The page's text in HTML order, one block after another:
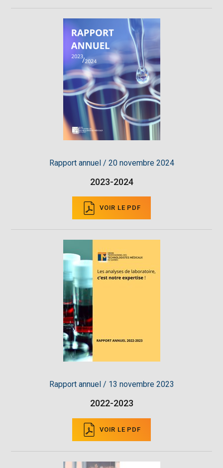
Rapport annuel / 20 novembre 2024
2023-2024
VOIR LE PDF
Rapport annuel / 13 novembre 2023
2022-2023
VOIR LE PDF